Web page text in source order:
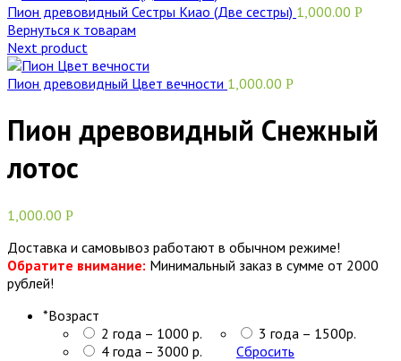
Пион древовидный Сестры Киао (Две сестры) 1,000.00 Р
Вернуться к товарам
Next product
Пион древовидный Цвет вечности 1,000.00 Р
Пион древовидный Снежный
лотос
1,000.00 Р
Доставка и самовывоз работают в обычном режиме!
Обратите внимание: Минимальный заказ в сумме от 2000
рублей!
*Возраст
2 года – 1000 р.
3 года – 1500р.
4 года – 3000 р.
Сбросить